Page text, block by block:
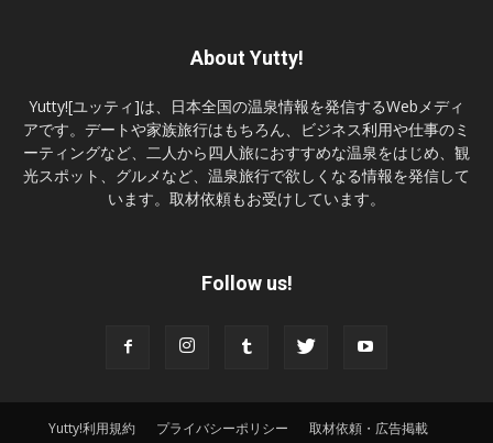
About Yutty!
Yutty![ユッティ]は、日本全国の温泉情報を発信するWebメディ
アです。デートや家族旅行はもちろん、ビジネス利用や仕事のミ
ーティングなど、二人から四人旅におすすめな温泉をはじめ、観
光スポット、グルメなど、温泉旅行で欲しくなる情報を発信して
います。取材依頼もお受けしています。
Follow us!
Yutty!利用規約 プライバシーポリシー
取材依頼・広告掲載